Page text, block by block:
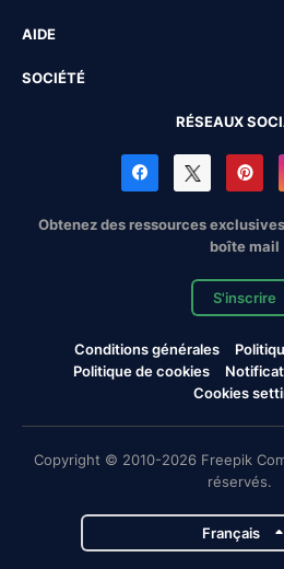
AIDE
SOCIÉTÉ
RÉSEAUX
Obtenez des ressources
boîte mail
S'inscrire
Conditions générales
Politique de cookies
Cookies
Copyright © 2010-2026 Freepik
réservés.
Français